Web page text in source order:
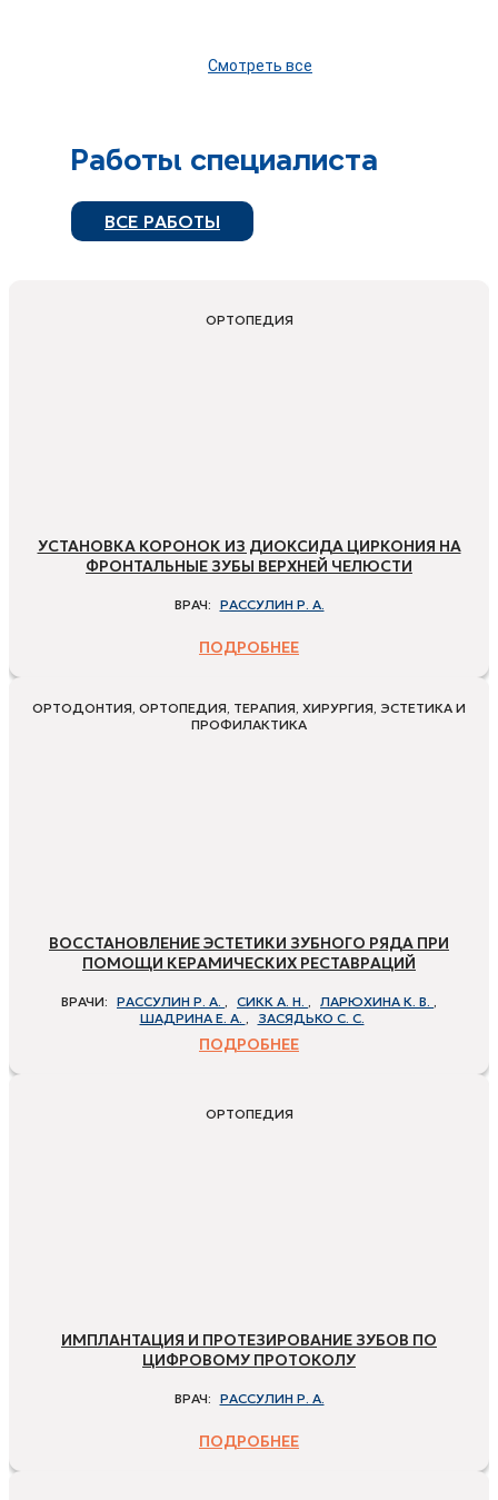
Смотреть все
Работы специалиста
ВСЕ РАБОТЫ
ОРТОПЕДИЯ
УСТАНОВКА КОРОНОК ИЗ ДИОКСИДА ЦИРКОНИЯ НА
ФРОНТАЛЬНЫЕ ЗУБЫ ВЕРХНЕЙ ЧЕЛЮСТИ
ВРАЧ: РАССУЛИН Р. А.
ПОДРОБНЕЕ
ОРТОДОНТИЯ, ОРТОПЕДИЯ, ТЕРАПИЯ, ХИРУРГИЯ, ЭСТЕТИКА И
ПРОФИЛАКТИКА
ВОССТАНОВЛЕНИЕ ЭСТЕТИКИ ЗУБНОГО РЯДА ПРИ
ПОМОЩИ КЕРАМИЧЕСКИХ РЕСТАВРАЦИЙ
ВРАЧИ: РАССУЛИН Р. А. , СИКК А. Н. , ЛАРЮХИНА К. В. ,
ШАДРИНА Е. А. , ЗАСЯДЬКО С. С.
ПОДРОБНЕЕ
ОРТОПЕДИЯ
ИМПЛАНТАЦИЯ И ПРОТЕЗИРОВАНИЕ ЗУБОВ ПО
ЦИФРОВОМУ ПРОТОКОЛУ
ВРАЧ: РАССУЛИН Р. А.
ПОДРОБНЕЕ